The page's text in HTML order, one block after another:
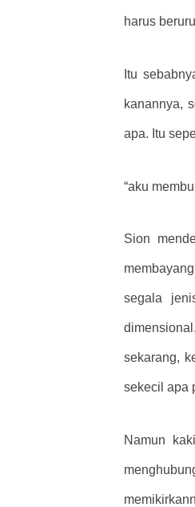
harus
Itu
kanannya,
apa. Itu
“aku
Sion
segala
sekarang,
sekecil apa
Namun